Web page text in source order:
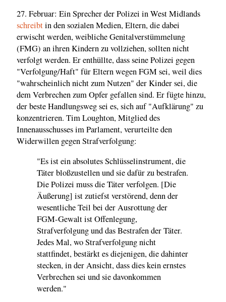
27. Februar: Ein Sprecher der Polizei in West Midlands
schreibtin den sozialen Medien, Eltern, die dabei
erwischt werden, weibliche Genitalverstümmelung
(FMG) an ihren Kindern zu vollziehen, sollten nicht
verfolgt werden. Er enthüllte, dass seine Polizei gegen
"Verfolgung/Haft" für Eltern wegen FGM sei, weil dies
"wahrscheinlich nicht zum Nutzen" der Kinder sei, die
dem Verbrechen zum Opfer gefallen sind. Er fügte hinzu,
der beste Handlungsweg sei es, sich auf "Aufklärung" zu
konzentrieren. Tim Loughton, Mitglied des
Innenausschusses im Parlament, verurteilte den
Widerwillen gegen Strafverfolgung:
"Es ist ein absolutes Schlüsselinstrument, die
Täter bloßzustellen und sie dafür zu bestrafen.
Die Polizei muss die Täter verfolgen. [Die
Äußerung] ist zutiefst verstörend, denn der
wesentliche Teil bei der Ausrottung der
FGM-Gewalt ist Offenlegung,
Strafverfolgung und das Bestrafen der Täter.
Jedes Mal, wo Strafverfolgung nicht
stattfindet, bestärkt es diejenigen, die dahinter
stecken, in der Ansicht, dass dies kein ernstes
Verbrechen sei und sie davonkommen
werden."